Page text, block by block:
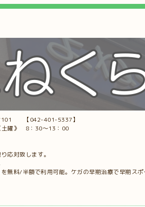
101 【042-401-5337】
曜》 8：30～13：00
応対致します。
無料/半額で利用可能。ケガの早期治療で早期スポ